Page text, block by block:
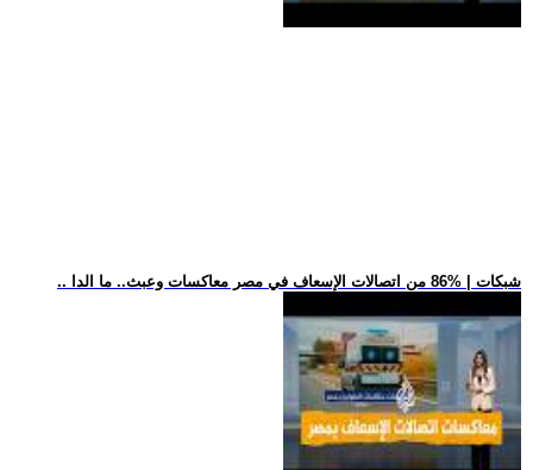
.. شبكات | %86 من اتصالات الإسعاف في مصر معاكسات وعبث.. ما الدا